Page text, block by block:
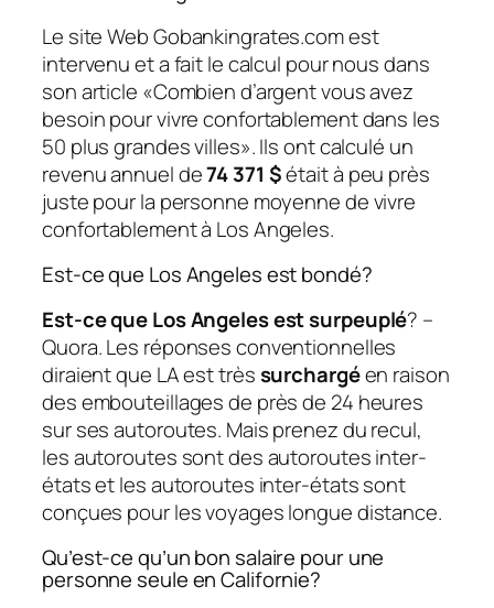
Le site Web Gobankingrates.com est
intervenu et a fait le calcul pour nous dans
son article «Combien d’argent vous avez
besoin pour vivre confortablement dans les
50 plus grandes villes». Ils ont calculé un
revenu annuel de74 371 $était à peu près
juste pour la personne moyenne de vivre
confortablement à Los Angeles.
Est-ce que Los Angeles est bondé?
Est-ce que Los Angeles est surpeuplé? –
Quora. Les réponses conventionnelles
diraient que LA est trèssurchargéen raison
des embouteillages de près de 24 heures
sur ses autoroutes. Mais prenez du recul,
les autoroutes sont des autoroutes inter-
états et les autoroutes inter-états sont
conçues pour les voyages longue distance.
Qu’est-ce qu’un bon salaire pour une
personne seule en Californie?